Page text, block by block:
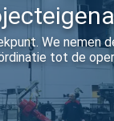
We nemen
tot de